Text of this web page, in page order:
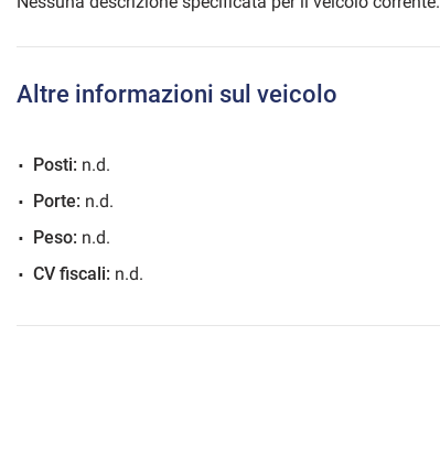
Altre informazioni sul veicolo
Posti: n.d.
Porte: n.d.
Peso: n.d.
CV fiscali: n.d.
Cookie per il miglioramento dell'esperienza utente